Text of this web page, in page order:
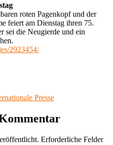
roten Pagenkopf und der
feiert am Dienstag ihren 75.
sei die Neugierde und ein
2923454/
Presse
Erforderliche Felder